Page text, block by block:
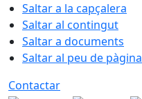
Saltar a la capçalera
Saltar al contingut
Saltar a documents
Saltar al peu de pàgina
Contactar